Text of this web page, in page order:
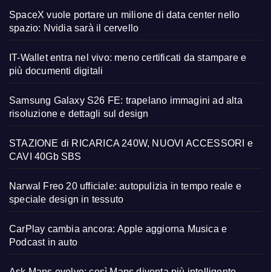
SpaceX vuole portare un milione di data center nello
spazio: Nvidia sarà il cervello
IT-Wallet entra nel vivo: meno certificati da stampare e
più documenti digitali
Samsung Galaxy S26 FE: trapelano immagini ad alta
risoluzione e dettagli sul design
STAZIONE di RICARICA 240W, NUOVI ACCESSORI e
CAVI 40Gb SBS
Narwal Freo 20 ufficiale: autopulizia in tempo reale e
speciale design in tessuto
CarPlay cambia ancora: Apple aggiorna Musica e
Podcast in auto